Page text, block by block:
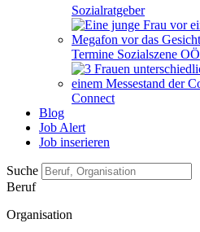
Sozialratgeber
Termine Sozialszene OÖ
Connect
Blog
Job Alert
Job inserieren
Suche
Beruf
Organisation